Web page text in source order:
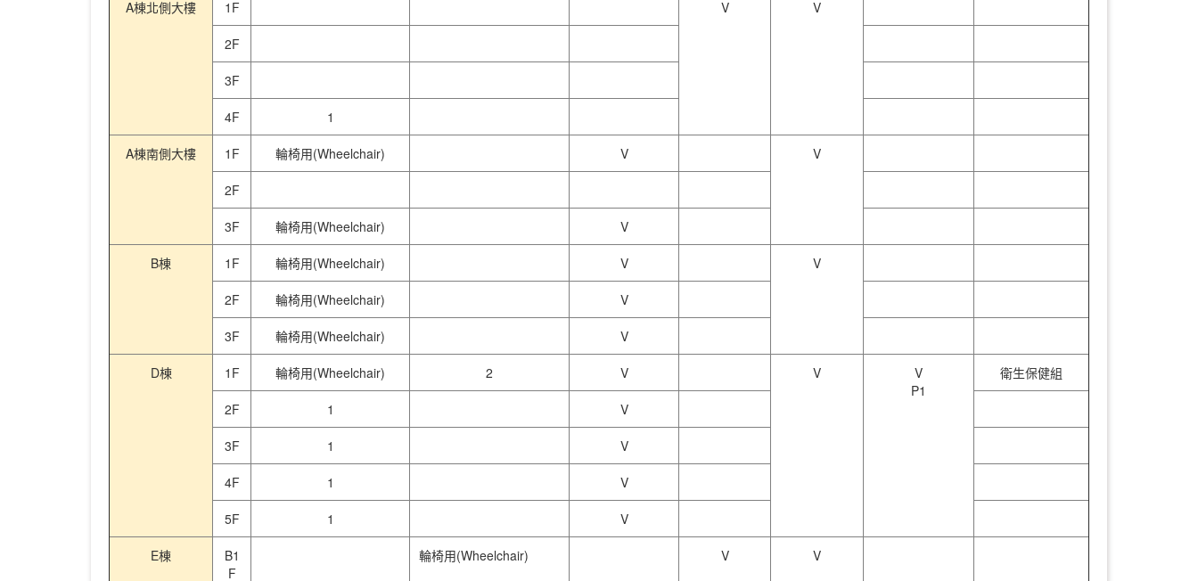
A棟北側大樓 1F V V
2F
3F
4F 1
A棟南側大樓 1F 輪椅用(Wheelchair) V V
2F
3F 輪椅用(Wheelchair) V
B棟 1F 輪椅用(Wheelchair) V V
2F 輪椅用(Wheelchair) V
3F 輪椅用(Wheelchair) V
D棟 1F 輪椅用(Wheelchair) 2 V V
V
P1
衛生保健組
2F 1 V
3F 1 V
4F 1 V
5F 1 V
E棟
B1
F
輪椅用(Wheelchair) V V